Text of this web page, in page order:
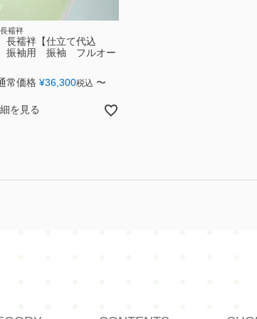
襦袢
襦袢【仕立て代込
振袖用 振袖 フルオー
常価格 ¥36,300税込 〜
を見る